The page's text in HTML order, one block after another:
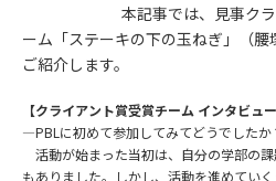
本記事では、見事クライア
ーム「ステーキの下の玉ねぎ」（
ご紹介します。
【クライアント賞受賞チーム インタビュー
―PBLに初めて参加してみてどうでした
活動が始まった当初は、自分の学部の
もありました。しかし、活動を進めてい